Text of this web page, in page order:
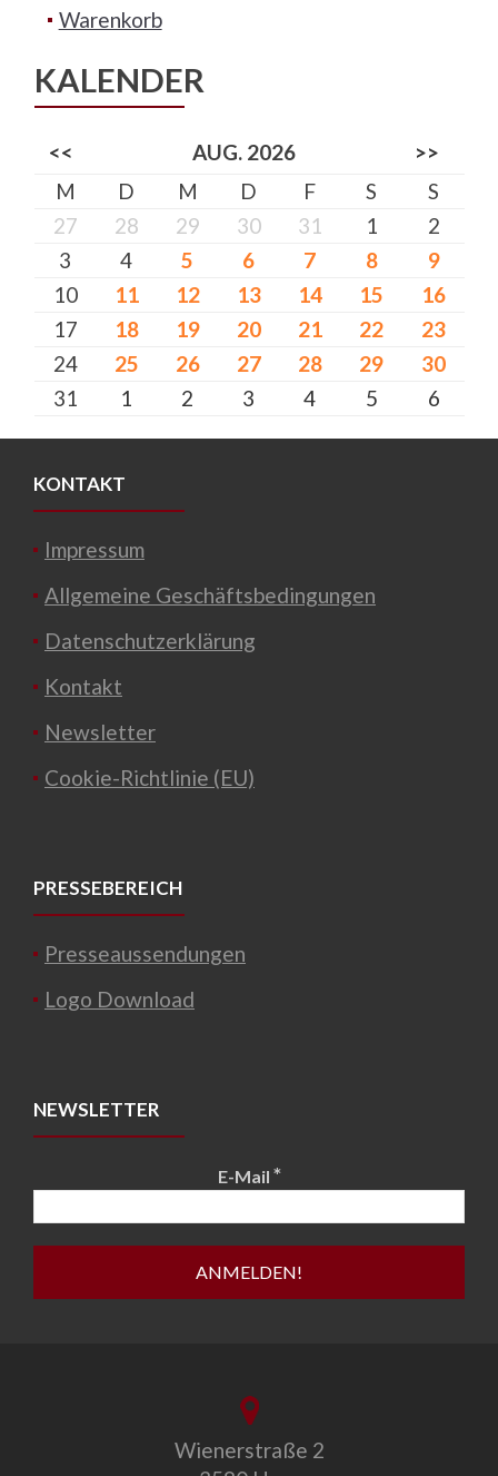
Warenkorb
KALENDER
<< AUG. 2026
>>
M
D M D F S
S
27
28 29 30 31 1
2
3
4 5 6 7 8
9
10
11 12 13 14 15
16
17
18 19 20 21 22
23
24
25 26 27 28 29
30
31
1 2 3 4 5 6
KONTAKT
Impressum
Allgemeine Geschäftsbedingungen
Datenschutzerklärung
Kontakt
Newsletter
Cookie-Richtlinie (EU)
PRESSEBEREICH
Presseaussendungen
Logo Download
NEWSLETTER
E-Mail *
Wienerstraße 2